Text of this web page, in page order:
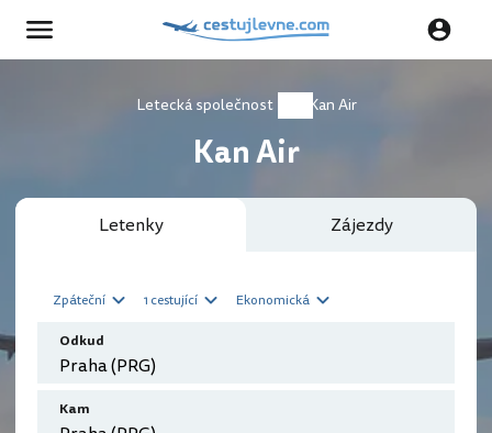
Letecká společnost Kan Air
Kan Air
Letenky Zájezdy
Zpáteční 1 cestující Ekonomická
Odkud
Kam